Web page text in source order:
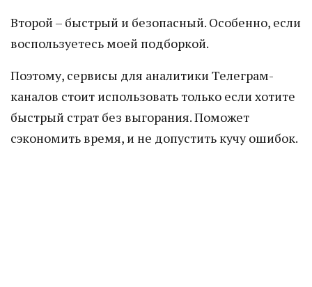
Второй – быстрый и безопасный. Особенно, если
воспользуетесь моей подборкой.
Поэтому, сервисы для аналитики Телеграм-
каналов стоит использовать только если хотите
быстрый страт без выгорания. Поможет
сэкономить время, и не допустить кучу ошибок.